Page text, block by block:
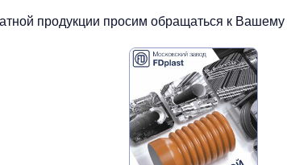
продукции просим обращаться к